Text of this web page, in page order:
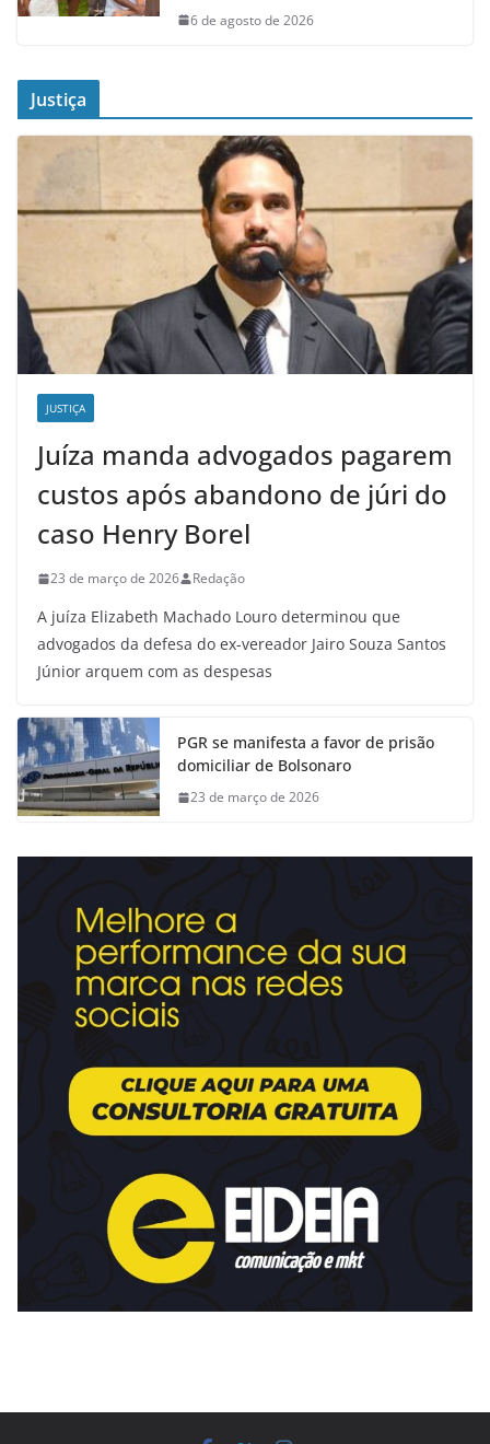
6 de agosto de 2026
Justiça
JUSTIÇA
Juíza manda advogados pagarem
custos após abandono de júri do
caso Henry Borel
23 de março de 2026 Redação
A juíza Elizabeth Machado Louro determinou que
advogados da defesa do ex-vereador Jairo Souza Santos
Júnior arquem com as despesas
PGR se manifesta a favor de prisão
domiciliar de Bolsonaro
23 de março de 2026